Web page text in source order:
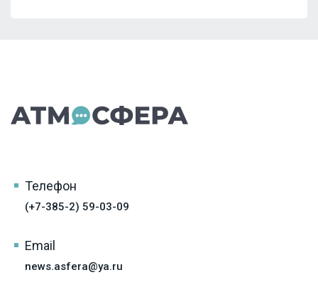
Телефон
(+7-385-2) 59-03-09
Email
news.asfera@ya.ru